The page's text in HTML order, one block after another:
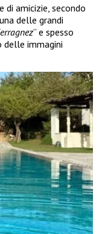
di amicizie, secondo
delle grandi
” e spesso
immagini